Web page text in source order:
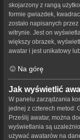
skojarzony z rangą
formie gwiazdek,
zostało napisanych
witrynie. Jest on
większy obrazek,
awatar i jest unikatowy
Na górę
Jak wyświetlić
W panelu zarządzania
jednej z czterech metod:
Prześlij awatar, można
wyświetlania są
używać awatarów na